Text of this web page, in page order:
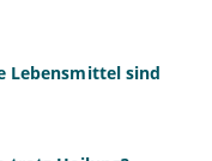
Lebensmittel sind